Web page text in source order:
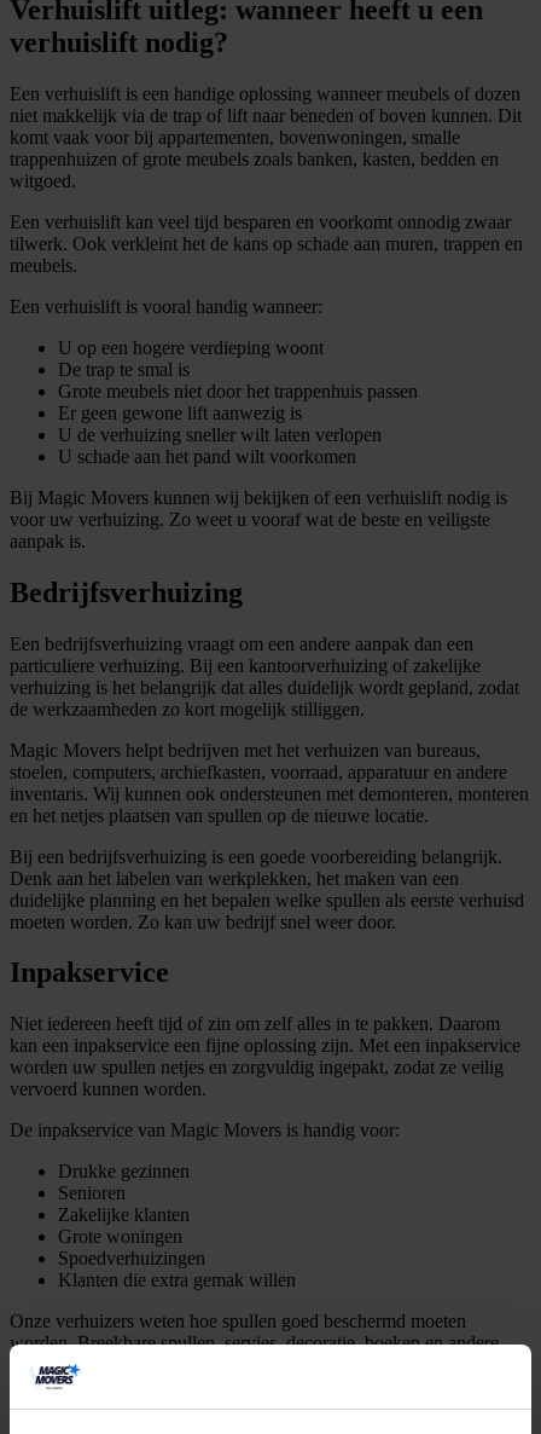
Verhuislift uitleg: wanneer heeft u een
verhuislift nodig?
Een verhuislift is een handige oplossing wanneer meubels of dozen
niet makkelijk via de trap of lift naar beneden of boven kunnen. Dit
komt vaak voor bij appartementen, bovenwoningen, smalle
trappenhuizen of grote meubels zoals banken, kasten, bedden en
witgoed.
Een verhuislift kan veel tijd besparen en voorkomt onnodig zwaar
tilwerk. Ook verkleint het de kans op schade aan muren, trappen en
meubels.
Een verhuislift is vooral handig wanneer:
U op een hogere verdieping woont
De trap te smal is
Grote meubels niet door het trappenhuis passen
Er geen gewone lift aanwezig is
U de verhuizing sneller wilt laten verlopen
U schade aan het pand wilt voorkomen
Bij Magic Movers kunnen wij bekijken of een verhuislift nodig is
voor uw verhuizing. Zo weet u vooraf wat de beste en veiligste
aanpak is.
Bedrijfsverhuizing
Een bedrijfsverhuizing vraagt om een andere aanpak dan een
particuliere verhuizing. Bij een kantoorverhuizing of zakelijke
verhuizing is het belangrijk dat alles duidelijk wordt gepland, zodat
de werkzaamheden zo kort mogelijk stilliggen.
Magic Movers helpt bedrijven met het verhuizen van bureaus,
stoelen, computers, archiefkasten, voorraad, apparatuur en andere
inventaris. Wij kunnen ook ondersteunen met demonteren, monteren
en het netjes plaatsen van spullen op de nieuwe locatie.
Bij een bedrijfsverhuizing is een goede voorbereiding belangrijk.
Denk aan het labelen van werkplekken, het maken van een
duidelijke planning en het bepalen welke spullen als eerste verhuisd
moeten worden. Zo kan uw bedrijf snel weer door.
Inpakservice
Niet iedereen heeft tijd of zin om zelf alles in te pakken. Daarom
kan een inpakservice een fijne oplossing zijn. Met een inpakservice
worden uw spullen netjes en zorgvuldig ingepakt, zodat ze veilig
vervoerd kunnen worden.
De inpakservice van Magic Movers is handig voor:
Drukke gezinnen
Senioren
Zakelijke klanten
Grote woningen
Spoedverhuizingen
Klanten die extra gemak willen
Onze verhuizers weten hoe spullen goed beschermd moeten
worden. Breekbare spullen, servies, decoratie, boeken en andere
bezittingen worden zorgvuldig behandeld. Dit bespaart u veel tijd en
zorgt ervoor dat de verhuizing overzichtelijk blijft.